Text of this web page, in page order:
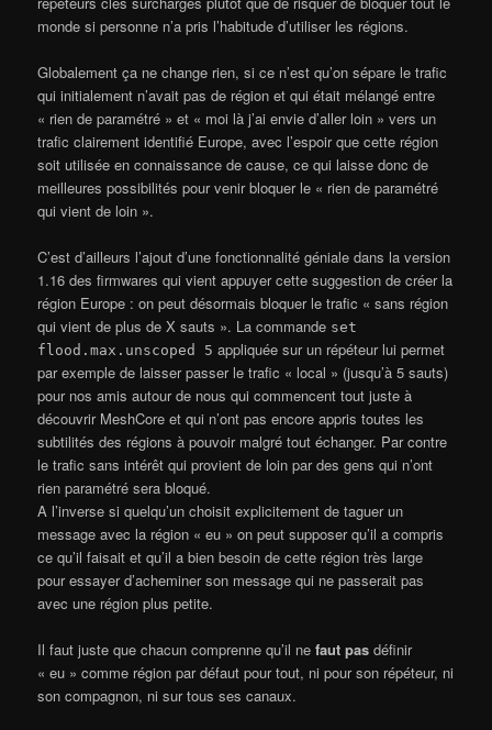
monde si personne n’a pris l’habitude d’utiliser les régions.
Globalement ça ne change rien, si ce n’est qu’on sépare le trafic
qui initialement n’avait pas de région et qui était mélangé entre
« rien de paramétré » et « moi là j’ai envie d’aller loin » vers un
trafic clairement identifié Europe, avec l’espoir que cette région
soit utilisée en connaissance de cause, ce qui laisse donc de
meilleures possibilités pour venir bloquer le « rien de paramétré
qui vient de loin ».
C’est d’ailleurs l’ajout d’une fonctionnalité géniale dans la version
1.16 des firmwares qui vient appuyer cette suggestion de créer la
région Europe : on peut désormais bloquer le trafic « sans région
qui vient de plus de X sauts ». La commande set
flood.max.unscoped 5 appliquée sur un répéteur lui permet
par exemple de laisser passer le trafic « local » (jusqu’à 5 sauts)
pour nos amis autour de nous qui commencent tout juste à
découvrir MeshCore et qui n’ont pas encore appris toutes les
subtilités des régions à pouvoir malgré tout échanger. Par contre
le trafic sans intérêt qui provient de loin par des gens qui n’ont
rien paramétré sera bloqué.
A l’inverse si quelqu’un choisit explicitement de taguer un
message avec la région « eu » on peut supposer qu’il a compris
ce qu’il faisait et qu’il a bien besoin de cette région très large
pour essayer d’acheminer son message qui ne passerait pas
avec une région plus petite.
Il faut juste que chacun comprenne qu’il nefaut pas définir
« eu » comme région par défaut pour tout, ni pour son répéteur, ni
son compagnon, ni sur tous ses canaux.